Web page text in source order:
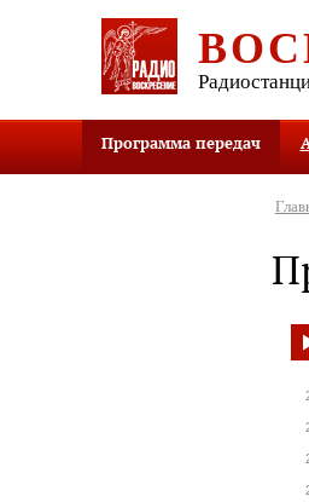
Программа передач